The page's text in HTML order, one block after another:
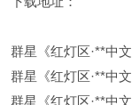
群星《红灯区·**中
群星《红灯区·**中
群星《红灯区·**中